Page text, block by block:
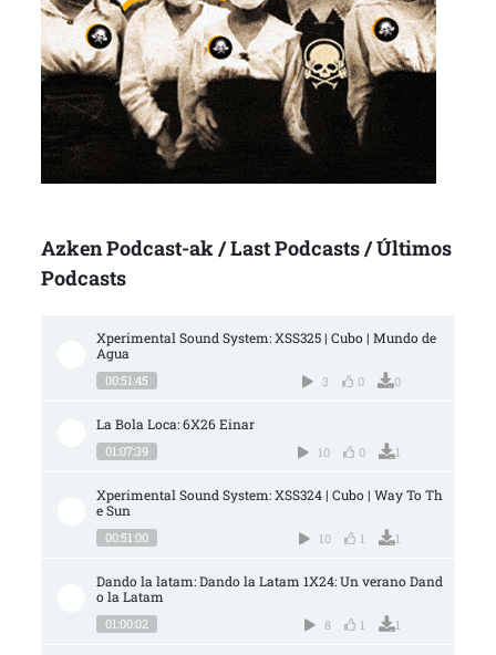
Azken Podcast-ak / Last Podcasts / Últimos
Podcasts
Xperimental Sound System: XSS325 | Cubo | Mundo de
Agua
00:51:45 3 0 0
La Bola Loca: 6X26 Einar
01:07:39 10 0 1
Xperimental Sound System: XSS324 | Cubo | Way To Th
e Sun
00:51:00 10 1 1
Dando la latam: Dando la Latam 1X24: Un verano Dand
o la Latam
01:00:02 8 1 1